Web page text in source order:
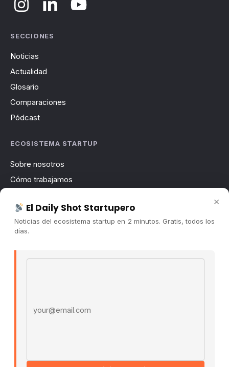
SECCIONES
Noticias
Actualidad
Glosario
Comparaciones
Pódcast
ECOSISTEMA STARTUP
Sobre nosotros
Cómo trabajamos
Contacto
Publicidad
Es La Hora de Aprender ↗
×
El Daily Shot Startupero
Noticias del ecosistema startup en 2 minutos. Gratis, todos los
días.